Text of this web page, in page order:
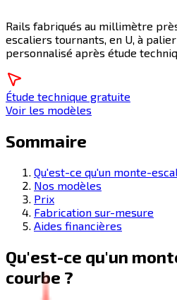
Rails fabriqués au millimètre
escaliers tournants, en U, à
personnalisé après étude
Étude technique gratuite
Voir les modèles
Sommaire
Qu'est-ce qu'un monte-
Nos modèles
Prix
Fabrication sur-mesure
Aides financières
Qu'est-ce qu'un
courbe ?